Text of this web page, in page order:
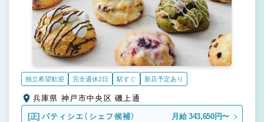
独立希望歓迎 完全週休2日 駅すぐ 新店予定あり
兵庫県 神戸市中央区 磯上通
[正] パティシエ（シェフ候補） 月給 343,650円〜